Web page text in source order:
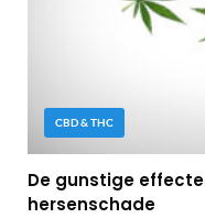
CBD & THC
De gunstige
hersenschade